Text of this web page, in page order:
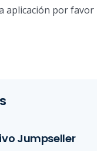
aplicación por favor
Jumpseller